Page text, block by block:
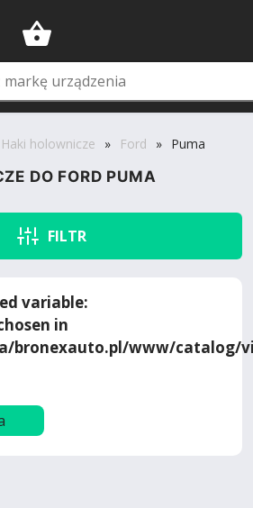
Haki holownicze » Ford » Puma
DO FORD PUMA
FILTR
variable:
in
bronexauto.pl/www/catalog/